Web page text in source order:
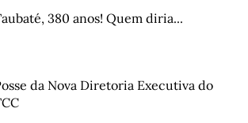
380 anos! Quem diria...
da Nova Diretoria Executiva do